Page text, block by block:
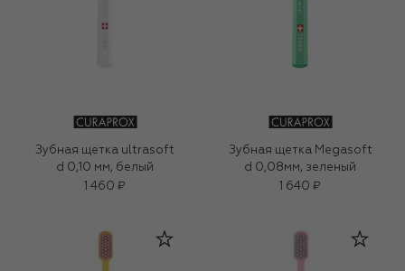
Зубная щетка ultrasoft
d 0,10 мм, белый
1 460 ₽
Зубная щетка Megasoft
d 0,08мм, зеленый
1 640 ₽